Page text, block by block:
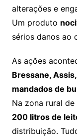
alterações e
Um produto
sérios danos ao
As ações
Bressane,
mandados de
Na zona rural
200 litros de
distribuição.